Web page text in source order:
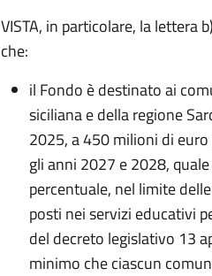
VISTA, in particolare, la lettera
che:
il Fondo è destinato ai
siciliana e della regione
2025, a 450 milioni di
gli anni 2027 e 2028,
percentuale, nel limite
posti nei servizi educativi
del decreto legislativo 13
minimo che ciascun